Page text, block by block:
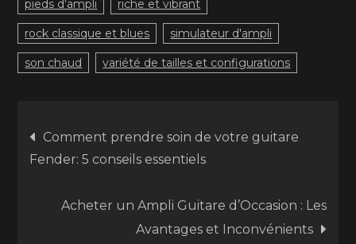
pieds d'ampli riche et vibrant
rock classique et blues simulateur d'ampli
son chaud variété de tailles et configurations
Navigation
de
l’article
Comment prendre soin de votre guitare
Fender: 5 conseils essentiels
Acheter un Ampli Guitare d’Occasion : Les
Avantages et Inconvénients